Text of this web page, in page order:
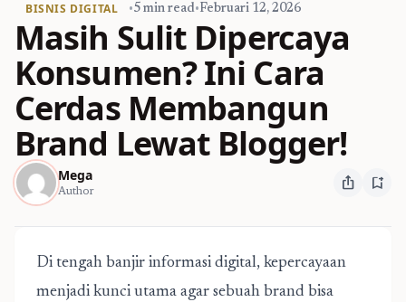
BISNIS DIGITAL •5 min read•Februari 12, 2026
Masih Sulit Dipercaya
Konsumen? Ini Cara
Cerdas Membangun
Brand Lewat Blogger!
Mega
Author ios_share bookmark_add
Di tengah banjir informasi digital, kepercayaan
menjadi kunci utama agar sebuah brand bisa